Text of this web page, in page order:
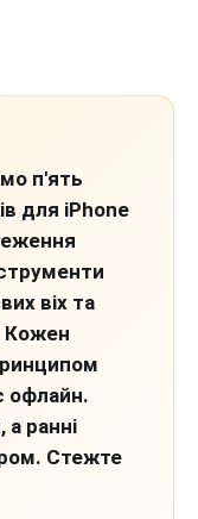
п'ять
для iPhone
віх та
Кожен
офлайн.
а ранні
Стежте